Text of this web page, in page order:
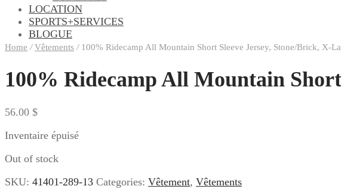
LOCATION
SPORTS+SERVICES
BLOGUE
Home / Vêtements /100% Ridecamp All Mountain Short Sleeve Jersey, Stone/Brick, X-
100% Ridecamp All Mountain
56.00 $
Inventaire épuisé
Out of stock
SKU: 41401-289-13 Categories: Vêtement, Vêtements